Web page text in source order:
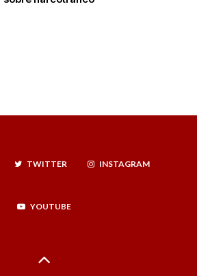
TWITTER INSTAGRAM
YOUTUBE